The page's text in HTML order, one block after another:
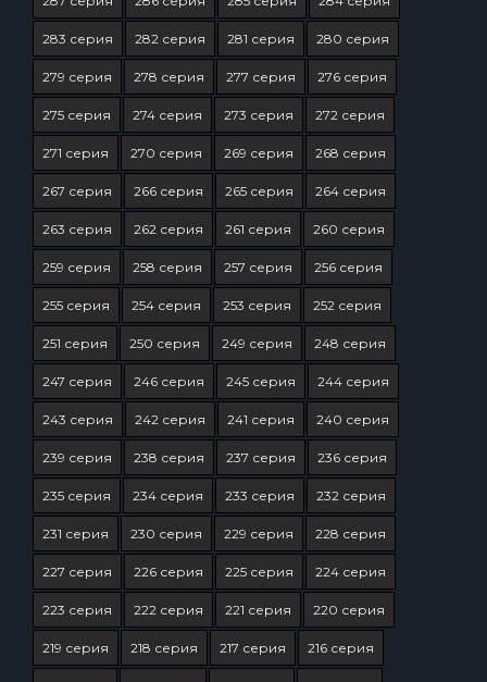
283 серия 282 серия 281 серия 280 серия
279 серия 278 серия 277 серия 276 серия
275 серия 274 серия 273 серия 272 серия
271 серия 270 серия 269 серия 268 серия
267 серия 266 серия 265 серия 264 серия
263 серия 262 серия 261 серия 260 серия
259 серия 258 серия 257 серия 256 серия
255 серия 254 серия 253 серия 252 серия
251 серия 250 серия 249 серия 248 серия
247 серия 246 серия 245 серия 244 серия
243 серия 242 серия 241 серия 240 серия
239 серия 238 серия 237 серия 236 серия
235 серия 234 серия 233 серия 232 серия
231 серия 230 серия 229 серия 228 серия
227 серия 226 серия 225 серия 224 серия
223 серия 222 серия 221 серия 220 серия
219 серия 218 серия 217 серия 216 серия